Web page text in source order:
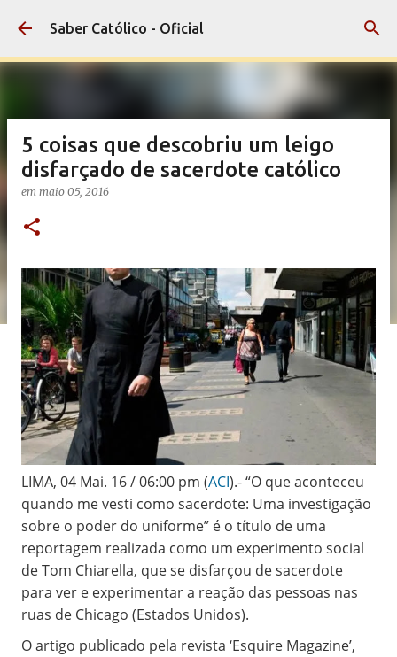
Pular para o conteúdo principal
Saber Católico - Oficial
5 coisas que descobriu um leigo
disfarçado de sacerdote católico
em maio 05, 2016
LIMA, 04 Mai. 16 / 06:00 pm (ACI).- “O que aconteceu
quando me vesti como sacerdote: Uma investigação
sobre o poder do uniforme” é o título de uma
reportagem realizada como um experimento social
de Tom Chiarella, que se disfarçou de sacerdote
para ver e experimentar a reação das pessoas nas
ruas de Chicago (Estados Unidos).
O artigo publicado pela revista ‘Esquire Magazine’,